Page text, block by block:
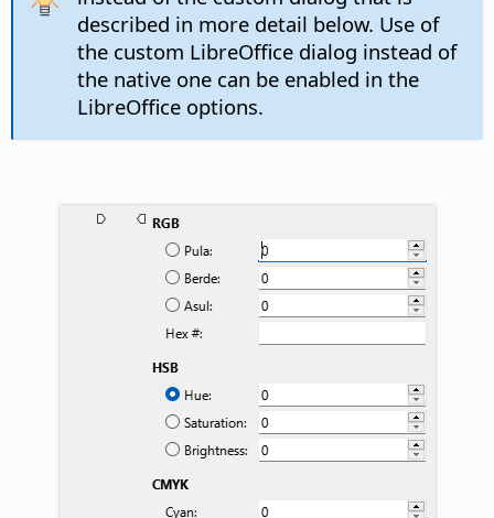
described in more detail below. Use of
the custom LibreOffice dialog instead of
the native one can be enabled in the
LibreOffice options.